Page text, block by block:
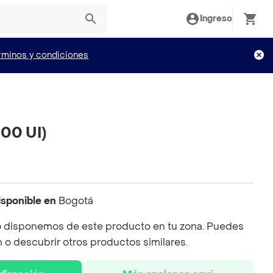
Ingreso
y condiciones
UI)
en Bogotá
disponemos de este producto en tu zona. Puedes
o descubrir otros productos similares.